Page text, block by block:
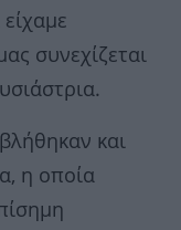
συνεχίζεται
και
η οποία